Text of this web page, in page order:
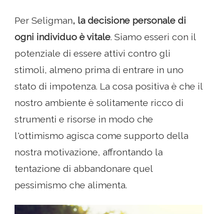
Per Seligman, la decisione personale di
ogni individuo è vitale. Siamo esseri con il
potenziale di essere attivi contro gli
stimoli, almeno prima di entrare in uno
stato di impotenza. La cosa positiva è che il
nostro ambiente è solitamente ricco di
strumenti e risorse in modo che
l'ottimismo agisca come supporto della
nostra motivazione, affrontando la
tentazione di abbandonare quel
pessimismo che alimenta.